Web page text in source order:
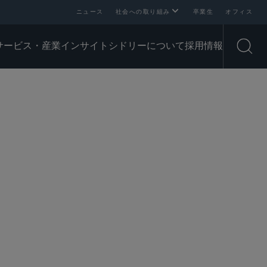
ニュース 社会への取り組み 卒業生 オフィス
ービス・産業インサイト シドリーについて採用情報